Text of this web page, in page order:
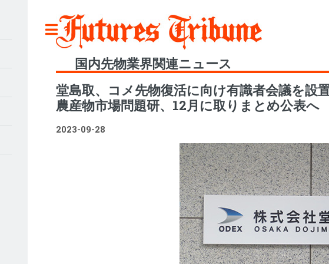
国内先物業界関連ニュース
堂島取、コメ先物復活に向け有識者会議を設
農産物市場問題研、12月に取りまとめ公表へ
2023-09-28
Toggle